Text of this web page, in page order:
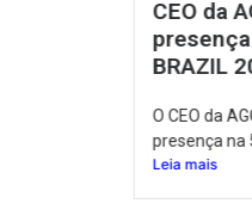
mantê-
Leia mais